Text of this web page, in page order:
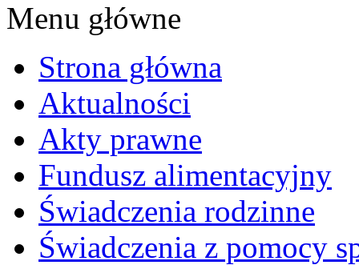
Menu główne
Strona główna
Aktualności
Akty prawne
Fundusz alimentacyjny
Świadczenia rodzinne
Świadczenia z pomocy